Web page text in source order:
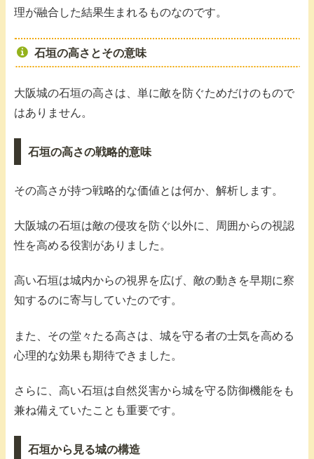
理が融合した結果生まれるものなのです。
石垣の高さとその意味
大阪城の石垣の高さは、単に敵を防ぐためだけのもので
はありません。
石垣の高さの戦略的意味
その高さが持つ戦略的な価値とは何か、解析します。
大阪城の石垣は敵の侵攻を防ぐ以外に、周囲からの視認
性を高める役割がありました。
高い石垣は城内からの視界を広げ、敵の動きを早期に察
知するのに寄与していたのです。
また、その堂々たる高さは、城を守る者の士気を高める
心理的な効果も期待できました。
さらに、高い石垣は自然災害から城を守る防御機能をも
兼ね備えていたことも重要です。
石垣から見る城の構造